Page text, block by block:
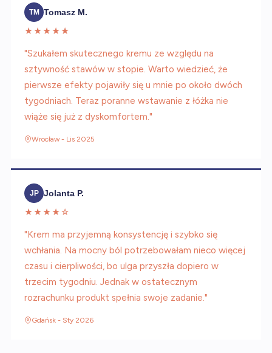
TM Tomasz M.
★★★★★
"Szukałem skutecznego kremu ze względu na
sztywność stawów w stopie. Warto wiedzieć, że
pierwsze efekty pojawiły się u mnie po około dwóch
tygodniach. Teraz poranne wstawanie z łóżka nie
wiąże się już z dyskomfortem."
Wrocław - Lis 2025
JP
Jolanta P.
★★★★☆
"Krem ma przyjemną konsystencję i szybko się
wchłania. Na mocny ból potrzebowałam nieco więcej
czasu i cierpliwości, bo ulga przyszła dopiero w
trzecim tygodniu. Jednak w ostatecznym
rozrachunku produkt spełnia swoje zadanie."
Gdańsk - Sty 2026